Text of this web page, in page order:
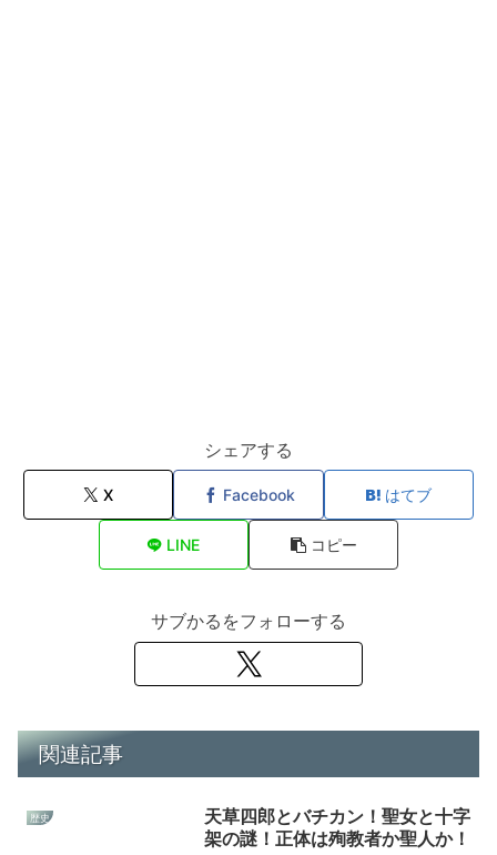
シェアする
X Facebook はてブ
LINE コピー
サブかるをフォローする
関連記事
歴史
天草四郎とバチカン！聖女と十字
架の謎！正体は殉教者か聖人か！